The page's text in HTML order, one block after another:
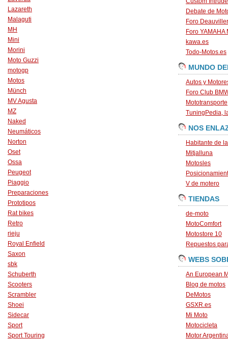
Lazareth
Malaguti
MH
Mini
Morini
Moto Guzzi
motogp
Motos
Münch
MV Agusta
MZ
Naked
Neumáticos
Norton
Oset
Ossa
Peugeot
Piaggio
Preparaciones
Prototipos
Rat bikes
Retro
rieju
Royal Enfield
Saxon
sbk
Schuberth
Scooters
Scrambler
Shoei
Sidecar
Sport
Sport Touring
Debate de
Foro
Foro YAMAHA
kawa.es
Todo-Motos.es
MUNDO
Autos y
Foro Club
Mototransporte
TuningPedia,
NOS
Habitante de
Mitjalluna
Motosles
V de motero
TIENDAS
de-moto
MotoComfort
Motostore 10
Repuestos
WEBS
An European
Blog de motos
DeMotos
GSXR.es
Mi Moto
Motocicleta
Motor